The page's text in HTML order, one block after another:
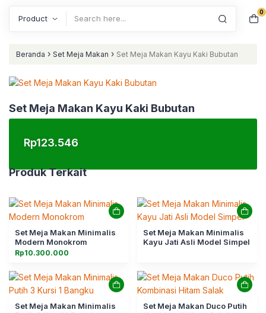
0
Beranda › Set Meja Makan › Set Meja Makan Kayu Kaki Bubutan
Set Meja Makan Kayu Kaki Bubutan
Rp123.546
Produk Terkait
Set Meja Makan Minimalis
Modern Monokrom
Rp10.300.000
Set Meja Makan Minimalis
Kayu Jati Asli Model Simpel
Set Meja Makan Minimalis
Set Meja Makan Duco Putih